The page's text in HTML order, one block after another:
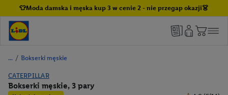
👕Moda damska i męska kup 3 w cenie 2 - nie przegap okazji👗
/ Bokserki męskie
CATERPILLAR
Bokserki męskie, 3 pary